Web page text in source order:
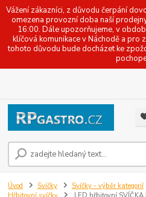
Vážení zákazníci, z důvodu čerpání
omezena provozní doba naší
16:00. Dále upozorňujeme, v
klíčová komunikace v Náchodě a pro
tohoto důvodu bude docházet ke
Úvod Svíčky Svíčky - výběr kategorií